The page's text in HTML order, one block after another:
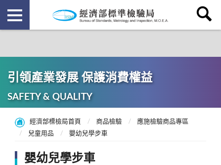
引領產業發展 保護消費權益
SAFETY & QUALITY
經濟部標檢局首頁 商品檢驗
應施檢驗商品專區
兒童用品
嬰幼兒學步車
嬰幼兒學步車